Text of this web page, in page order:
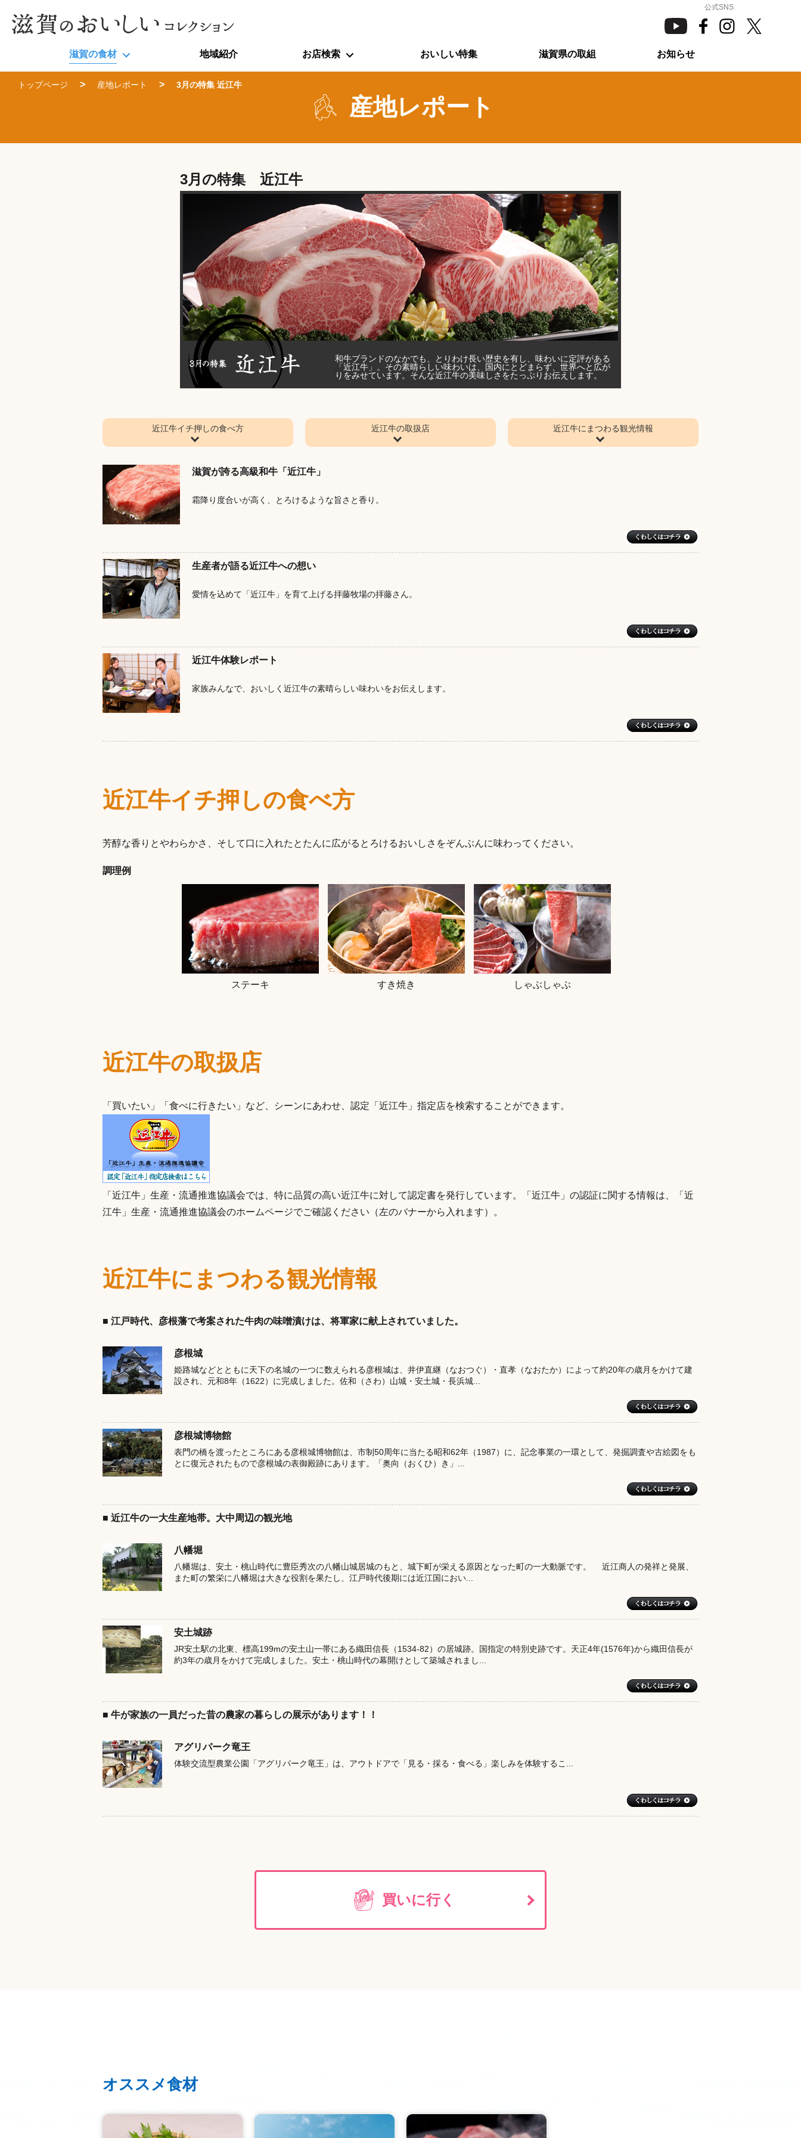
滋賀の食材 地域紹介 お店検索 おいしい特集 滋賀県の取組 お知らせ
産地レポート
トップページ 産地レポート 3月の特集 近江牛
3月の特集 近江牛
和牛ブランドのなかでも、とりわけ長い歴史を有し、味わいに定評がある
「近江牛」。その素晴らしい味わいは、国内にとどまらず、世界へと広が
りをみせています。そんな近江牛の美味しさをたっぷりお伝えします。
近江牛イチ押しの食べ方 近江牛の取扱店 近江牛にまつわる観光情報
滋賀が誇る高級和牛「近江牛」
霜降り度合いが高く、とろけるような旨さと香り。
生産者が語る近江牛への想い
愛情を込めて「近江牛」を育て上げる拝藤牧場の拝藤さん。
近江牛体験レポート
家族みんなで、おいしく近江牛の素晴らしい味わいをお伝えします。
近江牛イチ押しの食べ方
芳醇な香りとやわらかさ、そして口に入れたとたんに広がるとろけるおいしさをぞんぶんに味わってください。
調理例
ステーキ すき焼き しゃぶしゃぶ
近江牛の取扱店
「買いたい」「食べに行きたい」など、シーンにあわせ、認定「近江牛」指定店を検索することができます。
「近江牛」生産・流通推進協議会では、特に品質の高い近江牛に対して認定書を発行しています。「近江牛」の認証に関する情報は、「近
江牛」生産・流通推進協議会のホームページでご確認ください（左のバナーから入れます）。
近江牛にまつわる観光情報
■ 江戸時代、彦根藩で考案された牛肉の味噌漬けは、将軍家に献上されていました。
彦根城
姫路城などとともに天下の名城の一つに数えられる彦根城は、井伊直継（なおつぐ）・直孝（なおたか）によって約20年の歳月をかけて建
設され、元和8年（1622）に完成しました。佐和（さわ）山城・安土城・長浜城...
彦根城博物館
表門の橋を渡ったところにある彦根城博物館は、市制50周年に当たる昭和62年（1987）に、記念事業の一環として、発掘調査や古絵図をも
とに復元されたもので彦根城の表御殿跡にあります。「奥向（おくひ）き」...
■ 近江牛の一大生産地帯。大中周辺の観光地
八幡堀
八幡堀は、安土・桃山時代に豊臣秀次の八幡山城居城のもと、城下町が栄える原因となった町の一大動脈です。 近江商人の発祥と発展、
また町の繁栄に八幡堀は大きな役割を果たし、江戸時代後期には近江国におい...
安土城跡
JR安土駅の北東、標高199mの安土山一帯にある織田信長（1534-82）の居城跡。国指定の特別史跡です。天正4年(1576年)から織田信長が
約3年の歳月をかけて完成しました。安土・桃山時代の幕開けとして築城されまし...
■ 牛が家族の一員だった昔の農家の暮らしの展示があります！！
アグリパーク竜王
体験交流型農業公園「アグリパーク竜王」は、アウトドアで「見る・採る・食べる」楽しみを体験するこ...
買いに行く
オススメ食材